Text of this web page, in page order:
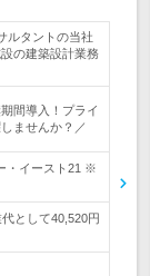
ルタントの当社
の建築設計業務
間導入！プライ
ませんか？／
・イースト21 ※
として40,520円